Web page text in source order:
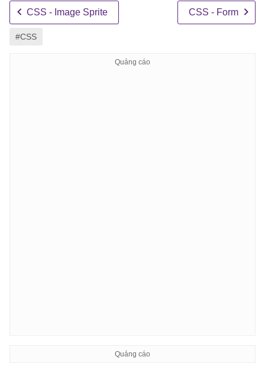
CSS - Image Sprite CSS - Form
#CSS